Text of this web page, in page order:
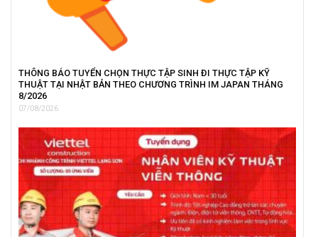
THÔNG BÁO TUYỂN CHỌN THỰC TẬP SINH ĐI THỰC TẬP KỸ
THUẬT TẠI NHẬT BẢN THEO CHƯƠNG TRÌNH IM JAPAN THÁNG
8/2026
07/08/2026